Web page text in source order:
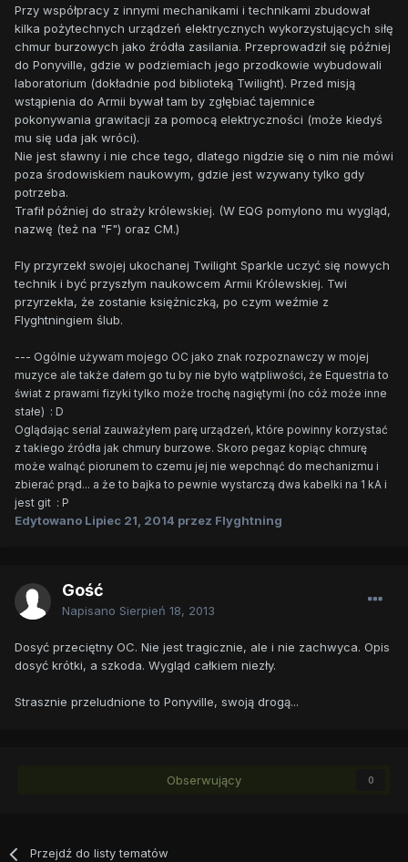
Przy współpracy z innymi mechanikami i technikami zbudował
kilka pożytechnych urządzeń elektrycznych wykorzystujących siłę
chmur burzowych jako źródła zasilania. Przeprowadził się później
do Ponyville, gdzie w podziemiach jego przodkowie wybudowali
laboratorium (dokładnie pod biblioteką Twilight). Przed misją
wstąpienia do Armii bywał tam by zgłębiać tajemnice
pokonywania grawitacji za pomocą elektryczności (może kiedyś
mu się uda jak wróci).
Nie jest sławny i nie chce tego, dlatego nigdzie się o nim nie mówi
poza środowiskiem naukowym, gdzie jest wzywany tylko gdy
potrzeba.
Trafił później do straży królewskiej. (W EQG pomylono mu wygląd,
nazwę (też na "F") oraz CM.)
Fly przyrzekł swojej ukochanej Twilight Sparkle uczyć się nowych
technik i być przyszłym naukowcem Armii Królewskiej. Twi
przyrzekła, że zostanie księżniczką, po czym weźmie z
Flyghtningiem ślub.
--- Ogólnie używam mojego OC jako znak rozpoznawczy w mojej
muzyce ale także dałem go tu by nie było wątpliwości, że Equestria to
świat z prawami fizyki tylko może trochę nagiętymi (no cóż może inne
stałe) : D
Oglądając serial zauważyłem parę urządzeń, które powinny korzystać
z takiego źródła jak chmury burzowe. Skoro pegaz kopiąc chmurę
może walnąć piorunem to czemu jej nie wepchnąć do mechanizmu i
zbierać prąd... a że to bajka to pewnie wystarczą dwa kabelki na 1 kA i
jest git : P
Edytowano Lipiec 21, 2014 przez Flyghtning
Gość
Napisano Sierpień 18, 2013
Dosyć przeciętny OC. Nie jest tragicznie, ale i nie zachwyca. Opis
dosyć krótki, a szkoda. Wygląd całkiem niezły.
Strasznie przeludnione to Ponyville, swoją drogą...
Obserwujący 0
Przejdź do listy tematów